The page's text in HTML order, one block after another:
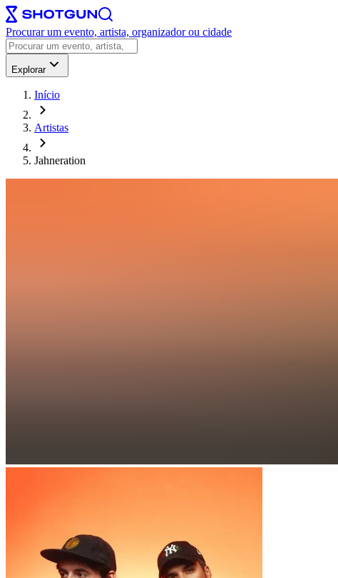
Procurar um evento, artista, organizador ou cidade
Explorar
Início
Artistas
Jahneration